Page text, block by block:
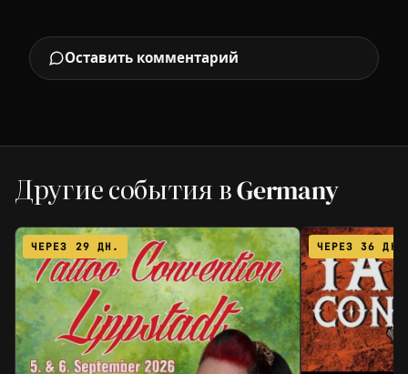
Оставить комментарий
Другие события в Germany
ЧЕРЕЗ 29 ДН. ЧЕРЕЗ 36 ДН.